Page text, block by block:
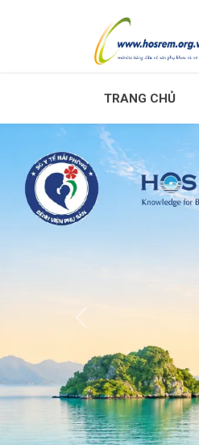
TRANG CHỦ